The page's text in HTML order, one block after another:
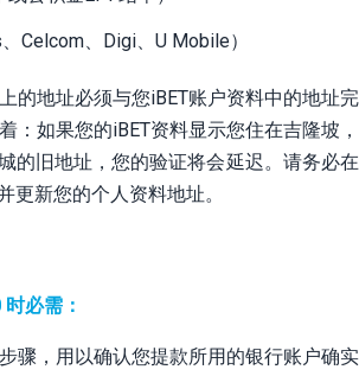
Celcom、Digi、U Mobile）
的地址必须与您iBET账户资料中的地址完
：如果您的iBET资料显示您住在吉隆坡，
的旧地址，您的验证将会延迟。请务必在
更新您的个人资料地址。
必需：
骤，用以确认您提款所用的银行账户确实